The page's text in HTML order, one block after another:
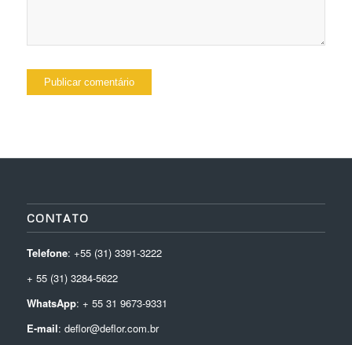
CONTATO
Telefone: +55 (31) 3391-3222
+ 55 (31) 3284-5622
WhatsApp: + 55 31 9673-9331
E-mail: deflor@deflor.com.br